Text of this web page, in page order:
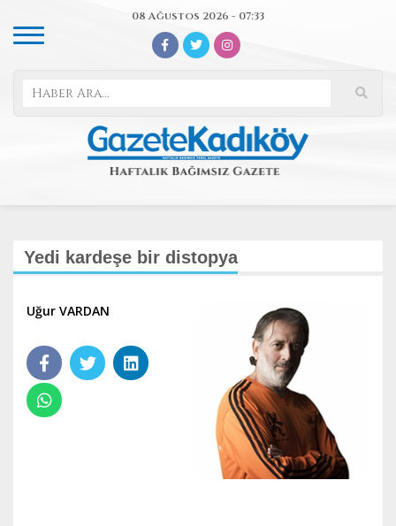
08 Ağustos 2026 - 07:33
Yedi kardeşe bir distopya
Uğur VARDAN